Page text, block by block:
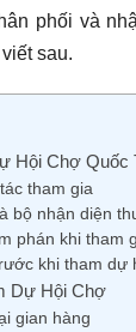
phối và
sau.
Hội Chợ Quốc
tham gia
bộ nhận diện
phán khi tham
khi tham dự
Dự Hội Chợ
gian hàng